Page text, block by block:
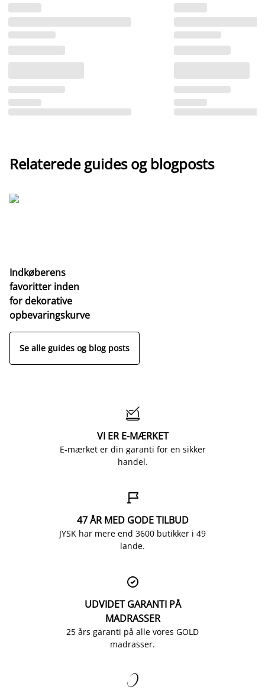
Relaterede guides og blogposts
Indkøberens
favoritter inden
for dekorative
opbevaringskurve
Se alle guides og blog posts

VI ER E-MÆRKET
E-mærket er din garanti for en sikker
handel.

47 ÅR MED GODE TILBUD
JYSK har mere end 3600 butikker i 49
lande.

UDVIDET GARANTI PÅ
MADRASSER
25 års garanti på alle vores GOLD
madrasser.
